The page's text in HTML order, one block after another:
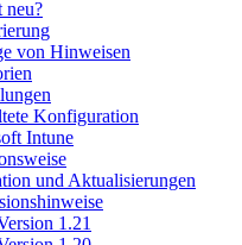
neu?
von Hinweisen
Konfiguration
Intune
und Aktualisierungen
1.21